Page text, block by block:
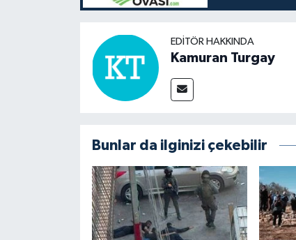
EDITÖR HAKKINDA
Kamuran Turgay
Bunlar da ilginizi çekebilir